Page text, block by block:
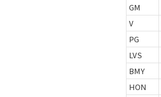
GM
V
PG
LVS
BMY
HON